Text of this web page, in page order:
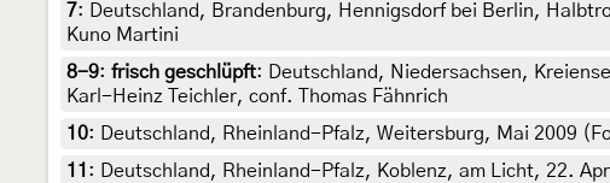
7:
Deutschland, Brandenburg, Hennigsdorf bei Berlin,
Kuno Martini
8-9: frisch geschlüpft: Deutschland, Niedersachsen,
Karl-Heinz Teichler, conf. Thomas Fähnrich
10: Deutschland, Rheinland-Pfalz, Weitersburg, Mai 2009
11 : Deutschland, Rheinland-Pfalz, Koblenz, am Licht, 22.